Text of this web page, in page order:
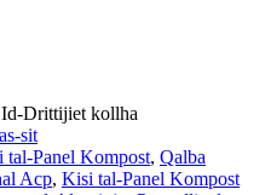
Drittijiet kollha
sit
tal-Panel Kompost, Qalba
Acp, Kisi tal-Panel Kompost